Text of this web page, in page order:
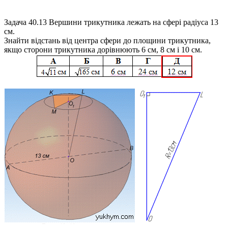
Задача 40.13 Вершини трикутника лежать на сфері радіуса 13
см.
Знайти відстань від центра сфери до площини трикутника,
якщо сторони трикутника дорівнюють 6 см, 8 см і 10 см.